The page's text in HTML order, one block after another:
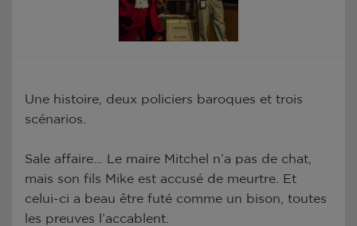
Une histoire, deux policiers baroques et trois
scénarios.
Sale affaire… Le maire Mitchel n’a pas de chat,
mais son fils Mike est accusé de meurtre. Et
celui-ci a beau être futé comme un bison, toutes
les preuves l’accablent.